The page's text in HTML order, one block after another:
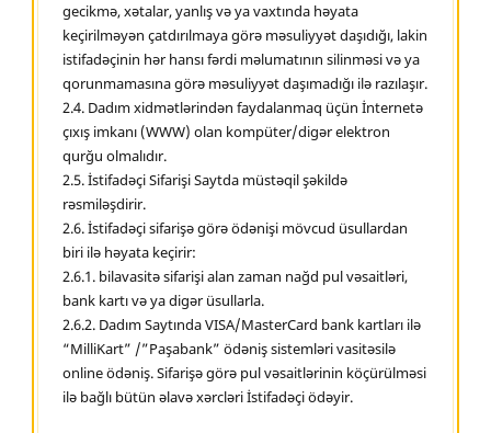
gecikmə, xətalar, yanlış və ya vaxtında həyata
keçirilməyən çatdırılmaya görə məsuliyyət daşıdığı, lakin
istifadəçinin hər hansı fərdi məlumatının silinməsi və ya
qorunmamasına görə məsuliyyət daşımadığı ilə razılaşır.
2.4. Dadım xidmətlərindən faydalanmaq üçün İnternetə
çıxış imkanı (WWW) olan kompüter/digər elektron
qurğu olmalıdır.
2.5. İstifadəçi Sifarişi Saytda müstəqil şəkildə
rəsmiləşdirir.
2.6. İstifadəçi sifarişə görə ödənişi mövcud üsullardan
biri ilə həyata keçirir:
2.6.1. bilavasitə sifarişi alan zaman nağd pul vəsaitləri,
bank kartı və ya digər üsullarla.
2.6.2. Dadım Saytında VISA/MasterCard bank kartları ilə
“MilliKart” /”Paşabank” ödəniş sistemləri vasitəsilə
online ödəniş. Sifarişə görə pul vəsaitlərinin köçürülməsi
ilə bağlı bütün əlavə xərcləri İstifadəçi ödəyir.